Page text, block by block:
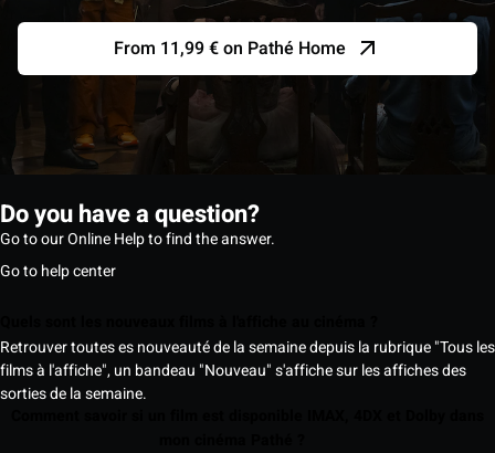
From 11,99 € on Pathé Home
Do you have a question?
Go to our Online Help to find the answer.
Go to help center
Retrouver toutes es nouveauté de la semaine depuis la rubrique "Tous les
films à l'affiche", un bandeau "Nouveau" s'affiche sur les affiches des
sorties de la semaine.